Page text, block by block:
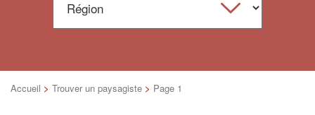
Accueil > Trouver un paysagiste > Page 1